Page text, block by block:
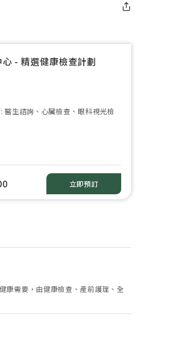
- 精選健康檢查計劃
醫生諮詢、心臟檢查、眼科視光檢
立即預訂
康需要，由健康檢查、產前護理、全